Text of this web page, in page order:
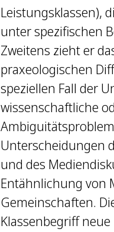
Leistungsklassen),
unter spezifischen
Zweitens zieht er
praxeologischen
speziellen Fall der
wissenschaftliche
Unterscheidungen
und des
Entähnlichung von
Gemeinschaften.
Klassenbegriff